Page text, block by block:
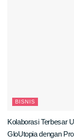
BISNIS
Kolaborasi Terbesar
GloUtopia dengan